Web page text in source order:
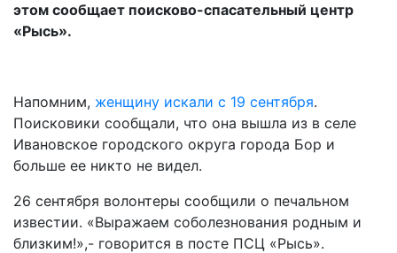
этом сообщает поисково-спасательный центр
«Рысь».
Напомним, женщину искали с 19 сентября.
Поисковики сообщали, что она вышла из в селе
Ивановское городского округа города Бор и
больше ее никто не видел.
26 сентября волонтеры сообщили о печальном
известии. «Выражаем соболезнования родным и
близким!»,- говорится в посте ПСЦ «Рысь».